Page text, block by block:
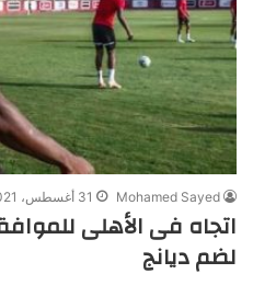
Mohamed Sayed 31 أغسطس، 2021
اتجاه فى الأهلى
لضم ديانج